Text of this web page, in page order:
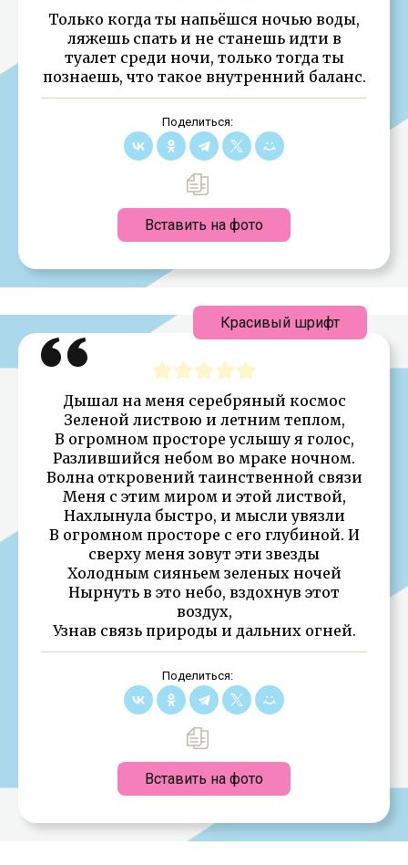
Только когда ты напьёшся ночью воды,
ляжешь спать и не станешь идти в
туалет среди ночи, только тогда ты
познаешь, что такое внутренний баланс.
Поделиться:
Вставить на фото
Дышал на меня серебряный космос
Зеленой листвою и летним теплом,
В огромном просторе услышу я голос,
Разлившийся небом во мраке ночном.
Волна откровений таинственной связи
Меня с этим миром и этой листвой,
Нахлынула быстро, и мысли увязли
В огромном просторе с его глубиной. И
сверху меня зовут эти звезды
Холодным сияньем зеленых ночей
Нырнуть в это небо, вздохнув этот
воздух,
Узнав связь природы и дальних огней.
Поделиться:
Вставить на фото
Красивый шрифт